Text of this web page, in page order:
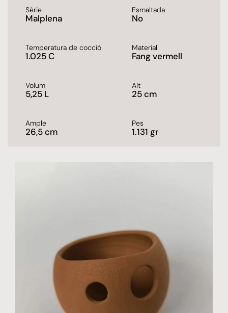
Sèrie
Malplena
Esmaltada
No
Temperatura de cocció
1.025 C
Material
Fang vermell
Volum
5,25 L
Alt
25 cm
Ample
26,5 cm
Pes
1.131 gr